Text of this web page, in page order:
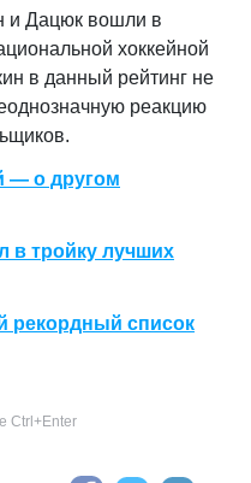
и Дацюк вошли в
хоккейной
в данный рейтинг не
реакцию
— о другом
в тройку лучших
рекордный список
Ctrl+Enter